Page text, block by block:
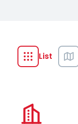
List